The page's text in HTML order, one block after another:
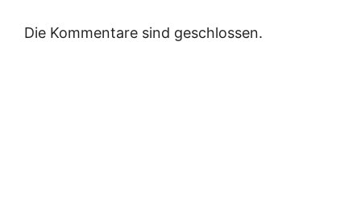
Die Kommentare sind geschlossen.